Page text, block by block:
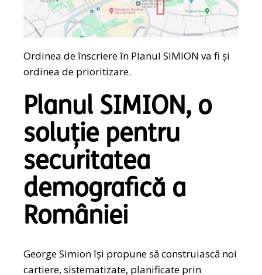
Ordinea de înscriere în Planul SIMION va fi și
ordinea de prioritizare.
Planul SIMION, o
soluție pentru
securitatea
demografică a
României
George Simion își propune să construiască noi
cartiere, sistematizate, planificate prin